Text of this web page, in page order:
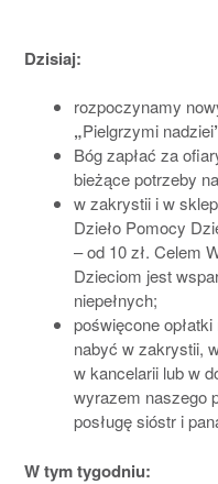
Dzisiaj:
rozpoczynamy
„Pielgrzymi nadziei
Bóg zapłać za
bieżące potrzeby
w zakrystii i w
Dzieło Pomocy
– od 10 zł. Celem
Dzieciom jest
niepełnych;
poświęcone
nabyć w zakrystii,
w kancelarii lub w
wyrazem naszego
posługę sióstr i
W tym tygodniu: